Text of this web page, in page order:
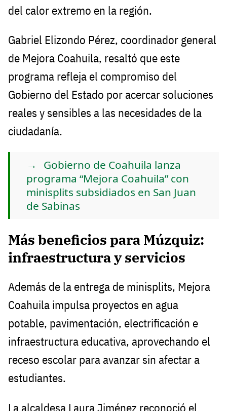
del calor extremo en la región.
Gabriel Elizondo Pérez, coordinador general
de Mejora Coahuila, resaltó que este
programa refleja el compromiso del
Gobierno del Estado por acercar soluciones
reales y sensibles a las necesidades de la
ciudadanía.
Gobierno de Coahuila lanza
programa “Mejora Coahuila” con
minisplits subsidiados en San Juan
de Sabinas
Más beneficios para Múzquiz:
infraestructura y servicios
Además de la entrega de minisplits, Mejora
Coahuila impulsa proyectos en agua
potable, pavimentación, electrificación e
infraestructura educativa, aprovechando el
receso escolar para avanzar sin afectar a
estudiantes.
La alcaldesa Laura Jiménez reconoció el